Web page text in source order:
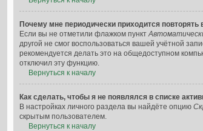
Почему мне периодически приходится повторять
Если вы не отметили флажком пункт
другой не смог воспользоваться вашей учётной
рекомендуется делать это на общедоступном
отключил эту функцию.
Вернуться к началу
Как сделать, чтобы я не появлялся в списке
В настройках личного раздела вы найдёте опцию
скрытым пользователем.
Вернуться к началу